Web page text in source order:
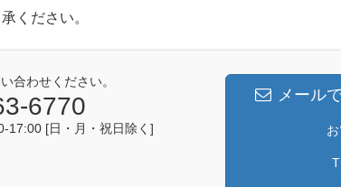
ください。
合わせください。
6770
17:00 [日・月・祝日除く]
メール